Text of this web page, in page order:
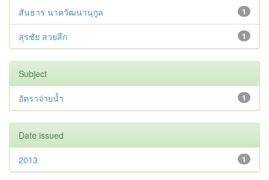
1
สันธาร นาควัฒนานุกูล
1
สุรชัย สวยลึก
Subject
1
อัตราจ่ายน้ำ
Date issued
1
2013